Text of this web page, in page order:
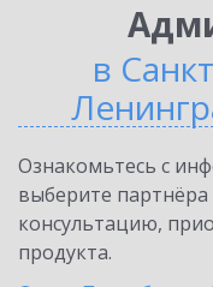
в
Ознакомьтесь с
выберите партнёра
консультацию,
продукта.